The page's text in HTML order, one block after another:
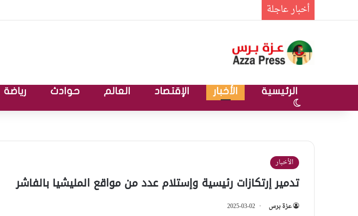
أخبار عاجلة
الرئيسية الأخبار الإقتصاد العالم حوادث رياضة
الوضع المظلم
الأخبار
تدمير إرتكازات رئيسية وإستلام عدد من مواقع المليشيا بالفاشر
عزة برس 2025-03-02